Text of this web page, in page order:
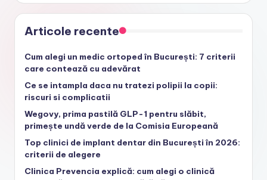
Articole recente
Cum alegi un medic ortoped în București: 7 criterii
care contează cu adevărat
Ce se intampla daca nu tratezi polipii la copii:
riscuri si complicatii
Wegovy, prima pastilă GLP-1 pentru slăbit,
primește undă verde de la Comisia Europeană
Top clinici de implant dentar din București în 2026:
criterii de alegere
Clinica Prevencia explică: cum alegi o clinică